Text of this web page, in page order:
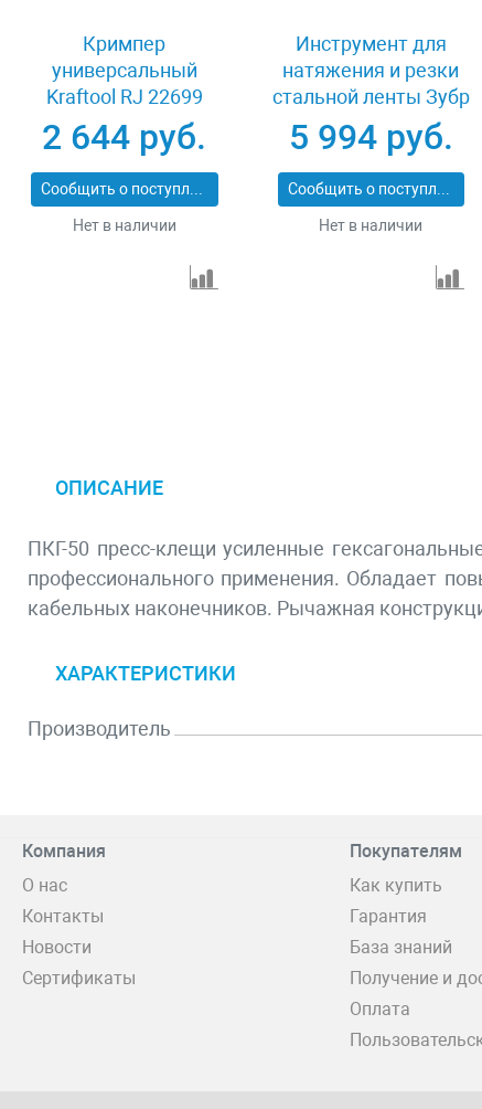
Кримпер
универсальный
Kraftool RJ 22699
2 644 руб.
Сообщить о поступлении
Нет в наличии
Инструмент для
натяжения и резки
стальной ленты Зубр
ИНХ-20 22624
5 994 руб.
Сообщить о поступлении
Нет в наличии
ОПИСАНИЕ
ПКГ-50 пресс-клещи усиленные
профессионального применения. Обладает
кабельных наконечников. Рычажная
ХАРАКТЕРИСТИКИ
Производитель
Компания
О нас
Контакты
Новости
Сертификаты
Покупателям
Как купить
Гарантия
База знаний
Получение и
Оплата